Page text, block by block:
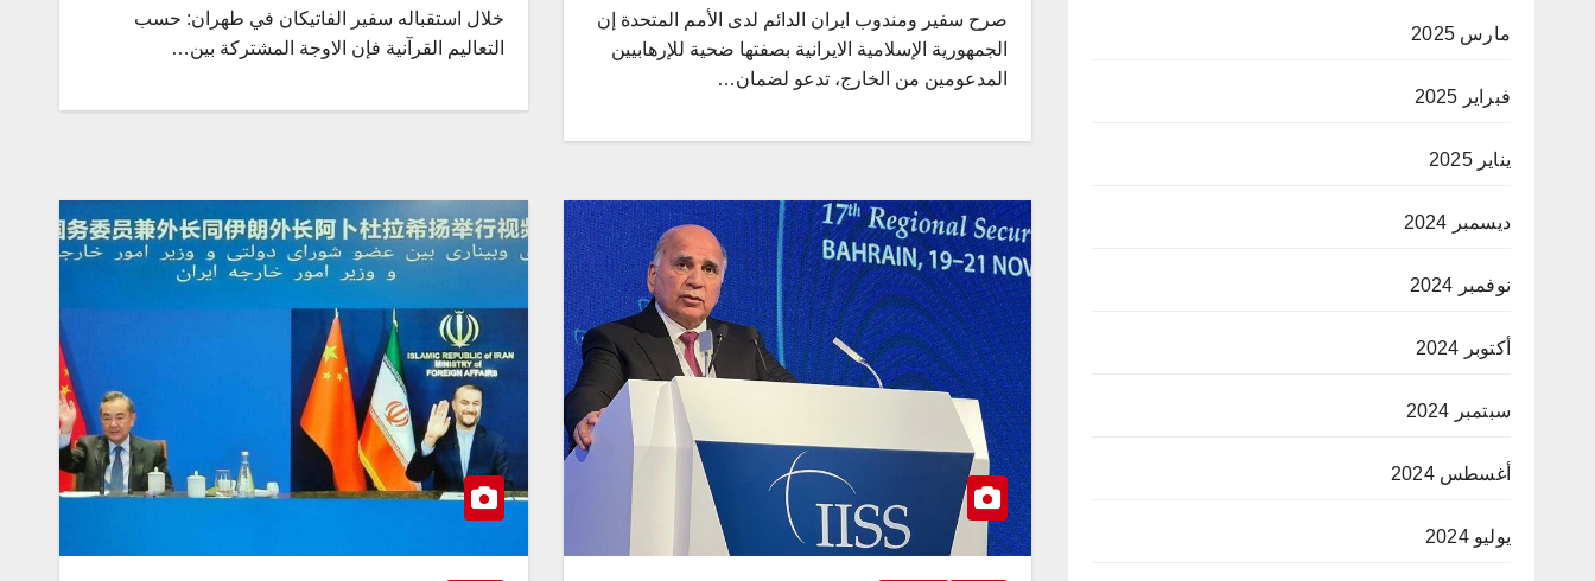
مارس 2025
فبراير 2025
يناير 2025
ديسمبر 2024
نوفمبر 2024
أكتوبر 2024
سبتمبر 2024
أغسطس 2024
يوليو 2024
صرح سفير ومندوب ايران الدائم لدى الأمم المتحدة إن
الجمهورية الإسلامية الايرانية بصفتها ضحية للإرهابيين
المدعومين من الخارج، تدعو لضمان…
خلال استقباله سفير الفاتيكان في طهران: حسب
التعاليم القرآنية فإن الاوجة المشتركة بين…